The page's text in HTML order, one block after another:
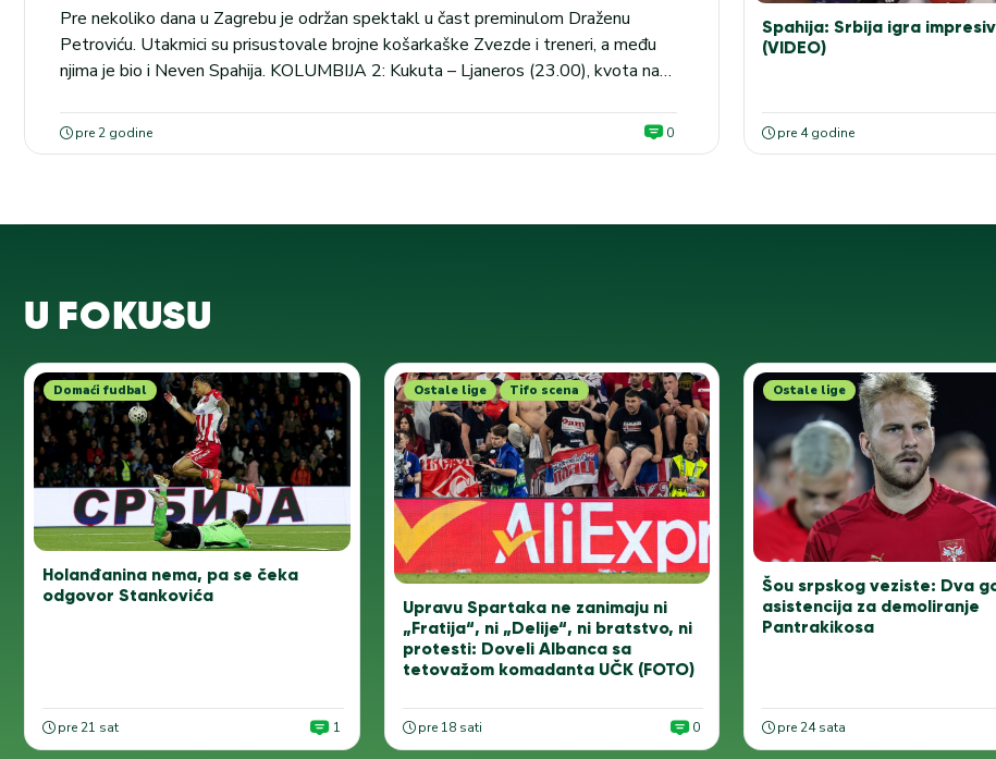
Pre nekoliko dana u Zagrebu je održan spektakl u čast preminulom Draženu
Petroviću. Utakmici su prisustovale brojne košarkaške Zvezde i treneri, a među
njima je bio i Neven Spahija. KOLUMBIJA 2: Kukuta – Ljaneros (23.00), kvota na
internacionalnog iskustva koji je trenutno...
pre 2 godine 0
Spahija: Srbija igra
(VIDEO)
pre 4 godine
U FOKUSU
Domaći fudbal
Holanđanina nema, pa se čeka
odgovor Stankovića
pre 21 sat 1
Ostale lige Tifo scena
Upravu Spartaka ne zanimaju ni
„Fratija“, ni „Delije“, ni bratstvo, ni
protesti: Doveli Albanca sa
tetovažom komadanta UČK (FOTO)
pre 18 sati 0
Ostale lige
Šou srpskog veziste: Dva
asistencija za demoliranje
Pantrakikosa
pre 24 sata